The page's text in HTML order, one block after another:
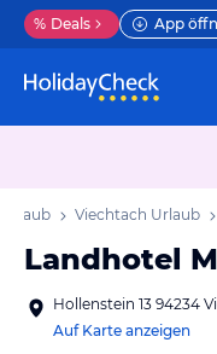
% Deals App
Viechtach Urlaub
Landhotel
Hollenstein 13 94234
Auf Karte anzeigen